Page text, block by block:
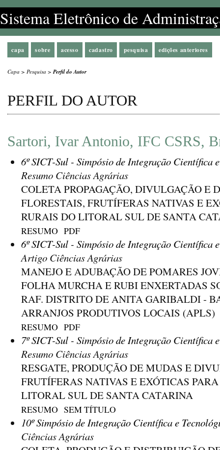
Sistema Eletrônico de
capa sobre acesso cadastro pesquisa edições anteriores
Capa > Pesquisa >Perfil do Autor
PERFIL DO AUTOR
Sartori, Ivar Antonio, IFC CSRS,
6º SICT-Sul - Simpósio de Integração Científica
Resumo Ciências Agrárias
COLETA PROPAGAÇÃO, DIVULGAÇÃO E
FLORESTAIS, FRUTÍFERAS NATIVAS E
RURAIS DO LITORAL SUL DE SANTA
RESUMO PDF
6º SICT-Sul - Simpósio de Integração Científica
Artigo Ciências Agrárias
MANEJO E ADUBAÇÃO DE POMARES
FOLHA MURCHA E RUBI ENXERTADAS
RAF. DISTRITO DE ANITA GARIBALDI -
ARRANJOS PRODUTIVOS LOCAIS (APLS)
RESUMO PDF
7º SICT-Sul - Simpósio de Integração Científica
Resumo Ciências Agrárias
RESGATE, PRODUÇÃO DE MUDAS E
FRUTÍFERAS NATIVAS E EXÓTICAS
LITORAL SUL DE SANTA CATARINA
RESUMO SEM TÍTULO
10º Simpósio de Integração Científica e
Ciências Agrárias